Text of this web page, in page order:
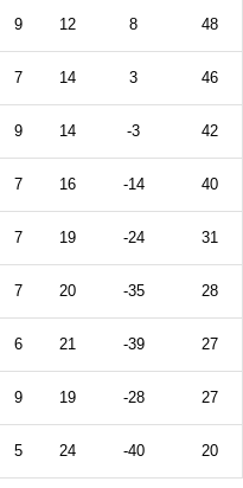
9 12 8 48
7 14 3 46
9 14 -3 42
7 16 -14 40
7 19 -24 31
7 20 -35 28
6 21 -39 27
9 19 -28 27
5 24 -40 20